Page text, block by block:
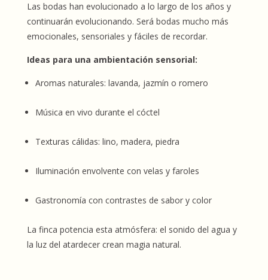
Las bodas han evolucionado a lo largo de los años y
continuarán evolucionando. Será bodas mucho más
emocionales, sensoriales y fáciles de recordar.
Ideas para una ambientación sensorial:
Aromas naturales: lavanda, jazmín o romero
Música en vivo durante el cóctel
Texturas cálidas: lino, madera, piedra
Iluminación envolvente con velas y faroles
Gastronomía con contrastes de sabor y color
La finca potencia esta atmósfera: el sonido del agua y
la luz del atardecer crean magia natural.